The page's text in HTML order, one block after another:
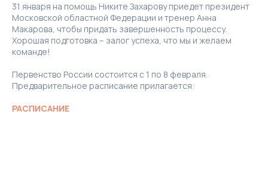
31 января на помощь Никите Захарову приедет президент
Московской областной Федерации и тренер Анна
Макарова, чтобы придать завершенность процессу.
Хорошая подготовка – залог успеха, что мы и желаем
команде!
Первенство России состоится с 1 по 8 февраля.
Предварительное расписание прилагается:
РАСПИСАНИЕ